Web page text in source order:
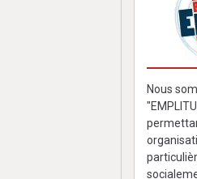
Nous